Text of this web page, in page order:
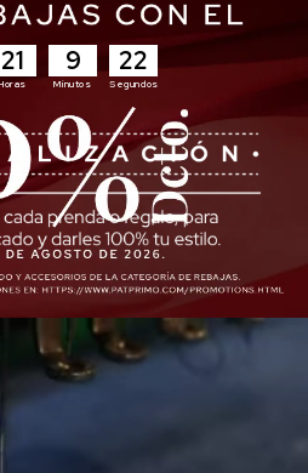
21 9
Minutos
21
Segundos